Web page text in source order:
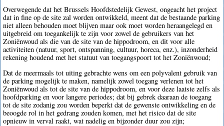
Overwegende dat het Brussels Hoofdstedelijk Gewest, ongeacht het project
dat in fine op de site zal worden ontwikkeld, meent dat de bestaande parking
niet alleen behouden moet blijven maar ook moet worden heraangelegd en
uitgebreid om toegankelijk te zijn voor zowel de gebruikers van het
Zoniënwoud als die van de site van de hippodroom, en dit voor alle
activiteiten (natuur, sport, ontspanning, cultuur, horeca, enz.), inzonderheid
rekening houdend met het statuut van toegangspoort tot het Zoniënwoud;
Dat de meermaals tot uiting gebrachte wens om een polyvalent gebruik van
de parking mogelijk te maken, namelijk zowel toegang verlenen tot het
Zoniënwoud als tot de site van de hippodroom, en voor deze laatste zelfs als
hoofdparking en voor langere periodes; dat bij gebrek daaraan de toegang
tot de site zodanig zou worden beperkt dat de gewenste ontwikkeling en de
beoogde rol in het gedrang zouden komen, met het risico dat de site
opnieuw in verval raakt, wat nadelig en bijzonder duur zou zijn;